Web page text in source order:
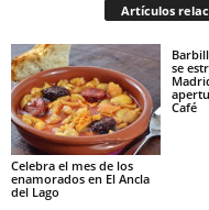
Artículos
Celebra el mes de los
enamorados en El Ancla
del Lago
se
Café